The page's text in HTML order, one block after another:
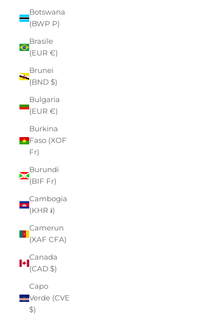
Botswana
(BWP P)
Brasile
(EUR €)
Brunei
(BND $)
Bulgaria
(EUR €)
Burkina
Faso (XOF
Fr)
Burundi
(BIF Fr)
Cambogia
(KHR ៛)
Camerun
(XAF CFA)
Canada
(CAD $)
Capo
Verde (CVE
$)